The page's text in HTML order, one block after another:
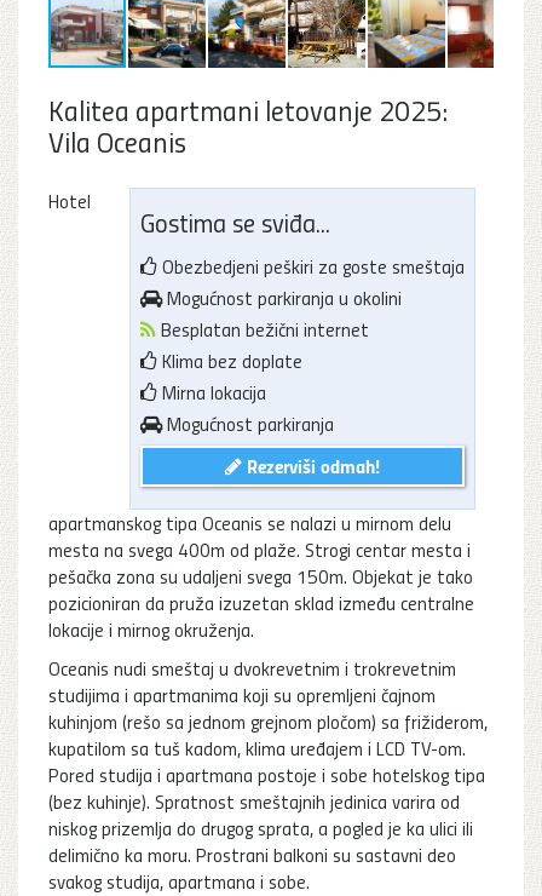
Kalitea apartmani letovanje 2025:
Vila Oceanis
Gostima se sviđa...
Obezbedjeni peškiri za goste smeštaja
Mogućnost parkiranja u okolini
Besplatan bežični internet
Klima bez doplate
Mirna lokacija
Mogućnost parkiranja
Rezerviši odmah!
Hotel
apartmanskog tipa Oceanis se nalazi u mirnom delu
mesta na svega 400m od plaže. Strogi centar mesta i
pešačka zona su udaljeni svega 150m. Objekat je tako
pozicioniran da pruža izuzetan sklad između centralne
lokacije i mirnog okruženja.
Oceanis nudi smeštaj u dvokrevetnim i trokrevetnim
studijima i apartmanima koji su opremljeni čajnom
kuhinjom (rešo sa jednom grejnom pločom) sa frižiderom,
kupatilom sa tuš kadom, klima uređajem i LCD TV-om.
Pored studija i apartmana postoje i sobe hotelskog tipa
(bez kuhinje). Spratnost smeštajnih jedinica varira od
niskog prizemlja do drugog sprata, a pogled je ka ulici ili
delimično ka moru. Prostrani balkoni su sastavni deo
svakog studija, apartmana i sobe.